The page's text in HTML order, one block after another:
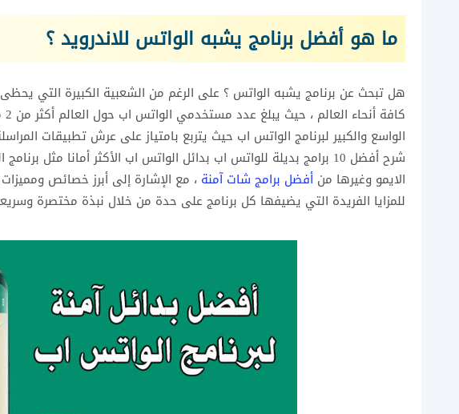
ما هو أفضل برنامج يشبه الواتس للاندرويد ؟
هل تبحث عن برنامج يشبه الواتس ؟ على الرغم من الشعبية الكبيرة التي
الواسع والكبير لبرنامج الواتس اب حيث يتربع بامتياز على عرش تطبيقات
شرح أفضل 10 برامج بديلة للواتس اب بدائل الواتس اب الأكثر أمانا مثل
الايمو وغيرها من أفضل برامج شات آمنة ، مع الإشارة إلى أبرز خصائص
للمزايا الفريدة التي يضيفها كل برنامج على حدة من خلال نبذة مختصرة